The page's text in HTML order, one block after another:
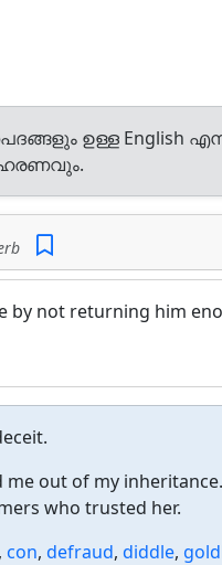
ഉള്ള English
by not returning him
me out of my inheritance.
who trusted her.
, con, defraud, diddle,